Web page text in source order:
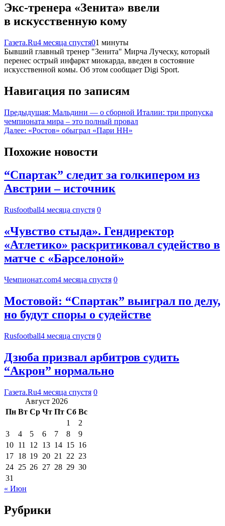
Экс-тренера «Зенита» ввели
в искусственную кому
Газета.Ru4 месяца спустя01 минуты
Бывший главный тренер "Зенита" Мирча Луческу, который
перенес острый инфаркт миокарда, введен в состояние
искусственной комы. Об этом сообщает Digi Sport.
Навигация по записям
Предыдущая: Мальдини — о сборной Италии: три пропуска
чемпионата мира – это полный провал
Далее: «Ростов» обыграл «Пари НН»
Похожие новости
“Спартак” следит за голкипером из
Австрии – источник
Rusfootball4 месяца спустя 0
«Чувство стыда». Гендиректор
«Атлетико» раскритиковал судейство в
матче с «Барселоной»
Чемпионат.com4 месяца спустя 0
Мостовой: “Спартак” выиграл по делу,
но будут споры о судействе
Rusfootball4 месяца спустя 0
Дзюба призвал арбитров судить
“Акрон” нормально
Газета.Ru4 месяца спустя 0
Август 2026
Пн Вт Ср Чт Пт Сб Вс
1
2
3
4 5 6 7 8
9
10 11 12 13 14 15 16
17 18 19 20 21 22 23
24 25 26 27 28 29 30
31
« Июн
Рубрики